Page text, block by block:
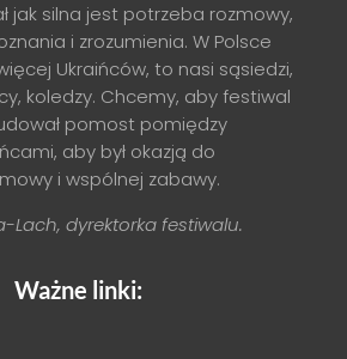
jak silna jest potrzeba rozmowy,
i zrozumienia. W Polsce
Ukraińców, to nasi sąsiedzi,
koledzy. Chcemy, aby festiwal
pomost pomiędzy
aby był okazją do
i wspólnej zabawy.
Lach, dyrektorka festiwalu.
Ważne linki: